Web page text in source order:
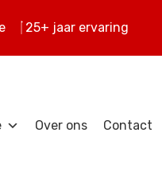
25+ jaar ervaring
Over ons Contact